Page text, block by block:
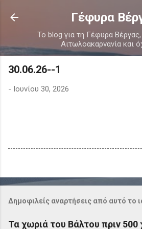
Μετάβαση στο κύριο
Γέφυρα
Το blog για τη Γέφυρα Βέργας,
Αιτωλοακαρνανία και
30.06.26--1
- Ιουνίου 30, 2026
Δημοφιλείς αναρτήσεις από αυτό το
Τα χωριά του Βάλτου πριν 500